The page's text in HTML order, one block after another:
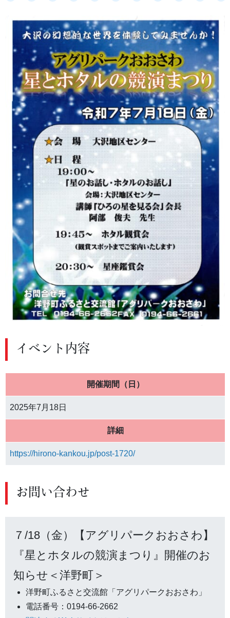
イベント内容
開催期間（日）
2025年7月18日
詳細
https://hirono-kankou.jp/post-1720/
お問い合わせ
７/18（金）【アグリパークおおさわ】
『星とホタルの競演まつり』開催のお
知らせ＜洋野町＞
洋野町ふるさと交流館「アグリパークおおさわ」
電話番号：0194-66-2662